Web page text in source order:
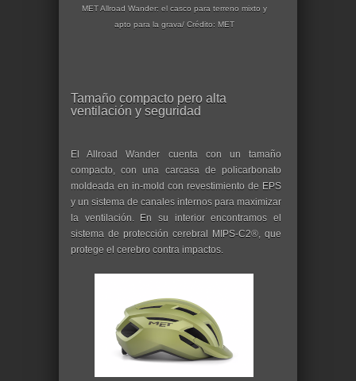
MET Allroad Wander: el casco para terreno mixto y
apto para la grava/ Crédito: MET
Tamaño compacto pero alta
ventilación y seguridad
El Allroad Wander cuenta con un tamaño
compacto, con una carcasa de policarbonato
moldeada en in-mold con revestimiento de EPS
y un sistema de canales internos para maximizar
la ventilación. En su interior encontramos el
sistema de protección cerebral MIPS-C2®, que
protege el cerebro contra impactos.